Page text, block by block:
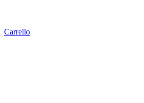
Carrello